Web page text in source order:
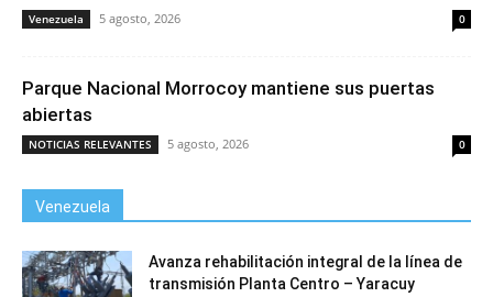
Venezuela 5 agosto, 2026 0
Parque Nacional Morrocoy mantiene sus puertas
abiertas
NOTICIAS RELEVANTES 5 agosto, 2026 0
Venezuela
Avanza rehabilitación integral de la línea de
transmisión Planta Centro – Yaracuy